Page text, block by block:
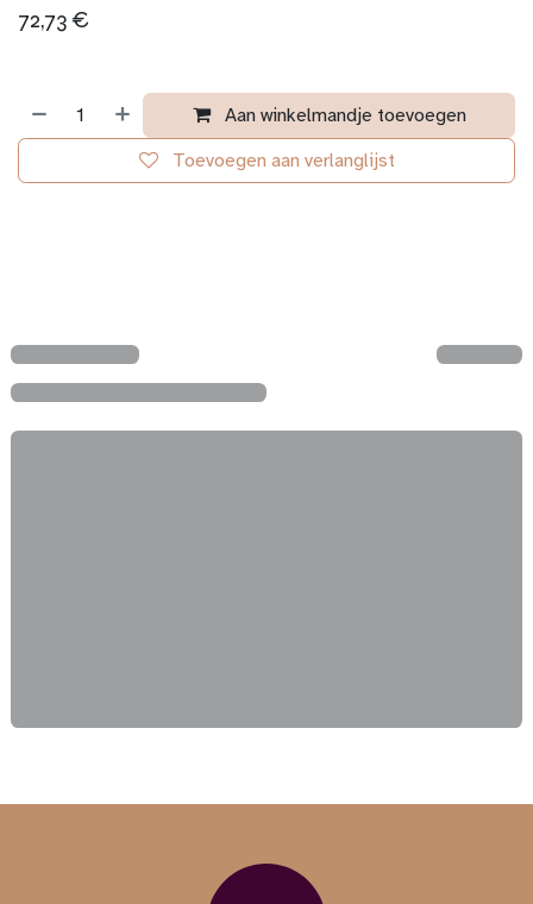
72,73€
Aan winkelmandje toevoegen
Toevoegen aan verlanglijst